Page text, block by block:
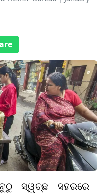
ସ୍ୱଚ୍ଛ ସହରରେ